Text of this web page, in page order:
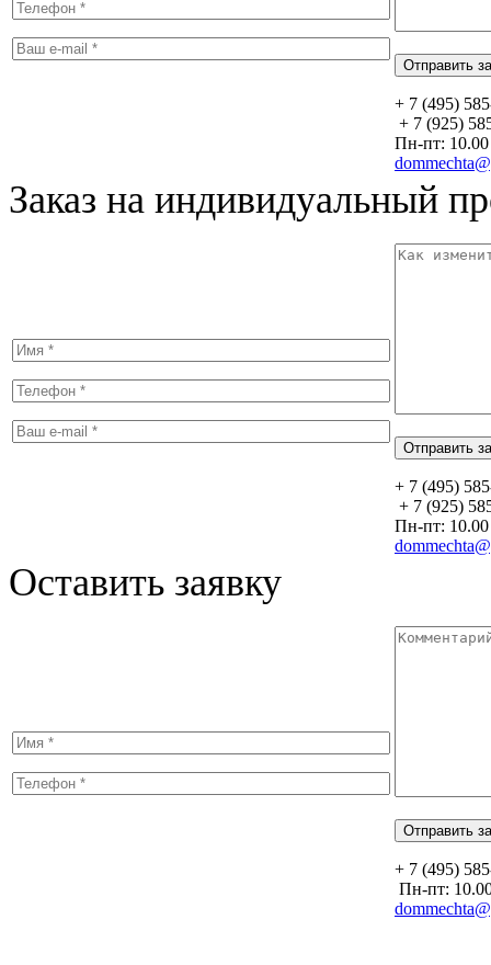
+ 7 (495)
+ 7 (925)
Пн-пт: 10.00
Заказ на индивидуальный
+ 7 (495)
+ 7 (925)
Пн-пт: 10.00
Оставить заявку
+ 7 (495)
Пн-пт: